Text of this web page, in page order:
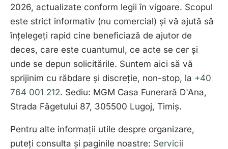
2026, actualizate conform legii în vigoare. Scopul
este strict informativ (nu comercial) și vă ajută să
înțelegeți rapid cine beneficiază de ajutor de
deces, care este cuantumul, ce acte se cer și
unde se depun solicitările. Suntem aici să vă
sprijinim cu răbdare și discreție, non-stop, la +40
764 001 212. Sediu: MGM Casa Funerară D'Ana,
Strada Făgetului 87, 305500 Lugoj, Timiș.
Pentru alte informații utile despre organizare,
puteți consulta și paginile noastre: Servicii